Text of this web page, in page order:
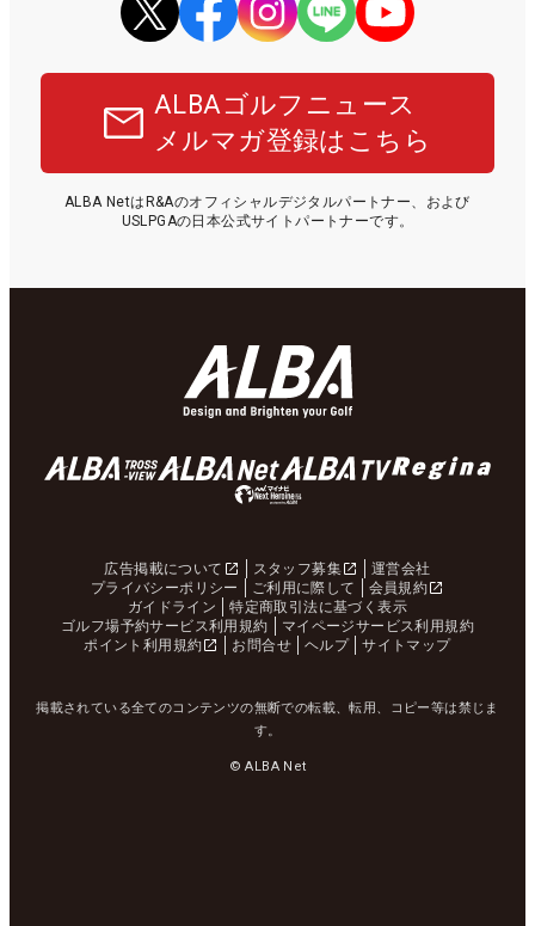
ALBAゴルフニュース
メルマガ登録はこちら
ALBA NetはR&Aのオフィシャルデジタルパートナー、および
USLPGAの日本公式サイトパートナーです。
広告掲載について スタッフ募集
運営会社
プライバシーポリシー
ご利用に際して
会員規約
ガイドライン
特定商取引法に基づく表示
ゴルフ場予約サービス利用規約
マイページサービス利用規約
ポイント利用規約
お問合せ ヘルプ サイトマップ
掲載されている全てのコンテンツの無断での転載、転用、コピー等は禁じま
す。
© ALBA Net